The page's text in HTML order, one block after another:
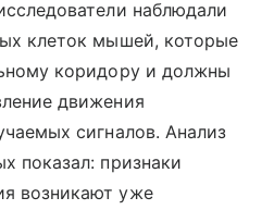
наблюдали
клеток мышей, которые
коридору и должны
движения
сигналов. Анализ
показал: признаки
возникают уже